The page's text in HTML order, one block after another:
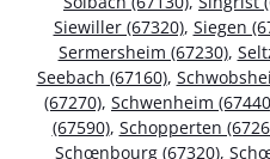
Siewiller (67320), Siegen
Sermersheim (67230),
Seebach (67160),
(67270), Schwenheim
(67590), Schopperten
Schœnbourg (67320),